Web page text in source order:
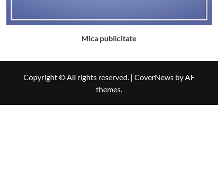
Mica publicitate
Copyright © All rights reserved. | CoverNews by AF
themes.